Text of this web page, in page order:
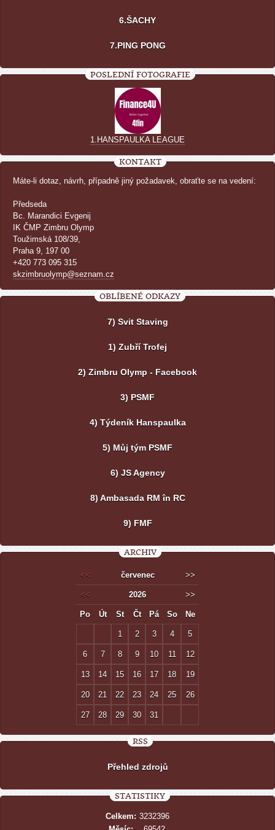
6.ŠACHY
7.PING PONG
POSLEDNÍ FOTOGRAFIE
1.HANSPAULKA LEAGUE
KONTAKT
Máte-li dotaz, návrh, případně jiný požadavek, obraťte se na vedení:
Předseda
Bc. Marandici Evgenij
IK ČMP Zimbru Olymp
Toužimská 108/39,
Praha 9, 197 00
+420 773 095 315
skzimbruolymp@seznam.cz
OBLÍBENÉ ODKAZY
7) Svit Staving
1) Zubří Trofej
2) Zimbru Olymp - Facebook
3) PSMF
4) Týdeník Hanspaulka
5) Můj tým PSMF
6) JS Agency
8) Ambasada RM în RC
9) FMF
ARCHIV
<< červenec >>
<< 2026 >>
Po Út St Čt Pá So Ne
1 2 3 4 5
6 7 8 9 10 11 12
13 14 15 16 17 18 19
20 21 22 23 24 25 26
27 28 29 30 31
RSS
Přehled zdrojů
STATISTIKY
Celkem: 3232396